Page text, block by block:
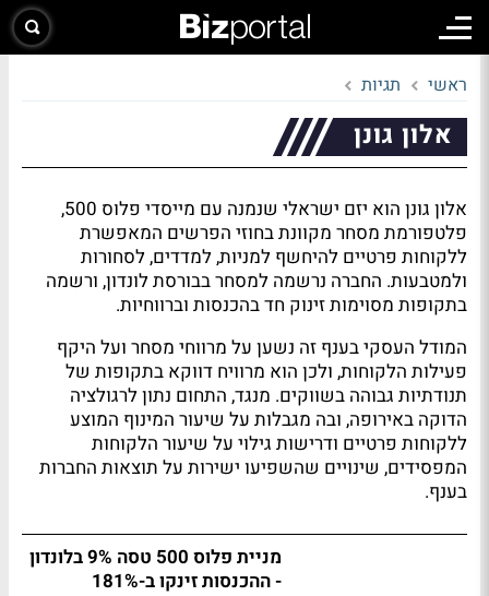
ראשי תגיות
אלון גונן
אלון גונן הוא יזם ישראלי שנמנה עם מייסדי פלוס 500,
פלטפורמת מסחר מקוונת בחוזי הפרשים המאפשרת
ללקוחות פרטיים להיחשף למניות, למדדים, לסחורות
ולמטבעות. החברה נרשמה למסחר בבורסת לונדון, ורשמה
בתקופות מסוימות זינוק חד בהכנסות וברווחיות.
המודל העסקי בענף זה נשען על מרווחי מסחר ועל היקף
פעילות הלקוחות, ולכן הוא מרוויח דווקא בתקופות של
תנודתיות גבוהה בשווקים. מנגד, התחום נתון לרגולציה
הדוקה באירופה, ובה מגבלות על שיעור המינוף המוצע
ללקוחות פרטיים ודרישות גילוי על שיעור הלקוחות
המפסידים, שינויים שהשפיעו ישירות על תוצאות החברות
בענף.
מניית פלוס 500 טסה 9% בלונדון
- ההכנסות זינקו ב-181%